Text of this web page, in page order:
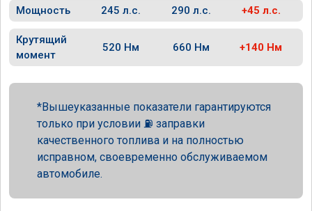
Мощность 245 л.с. 290 л.с. +45 л.с.
Крутящий
момент
520 Нм 660 Нм +140 Нм
Вышеуказанные показатели гарантируются
только при условии ⛽ заправки
качественного топлива и на полностью
исправном, своевременно обслуживаемом
автомобиле.